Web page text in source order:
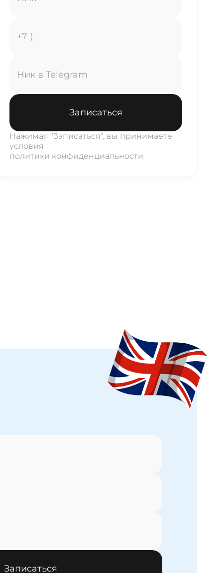
Записаться
Нажимая "Записаться", вы принимаете
условия
политики конфиденциальности
Записаться